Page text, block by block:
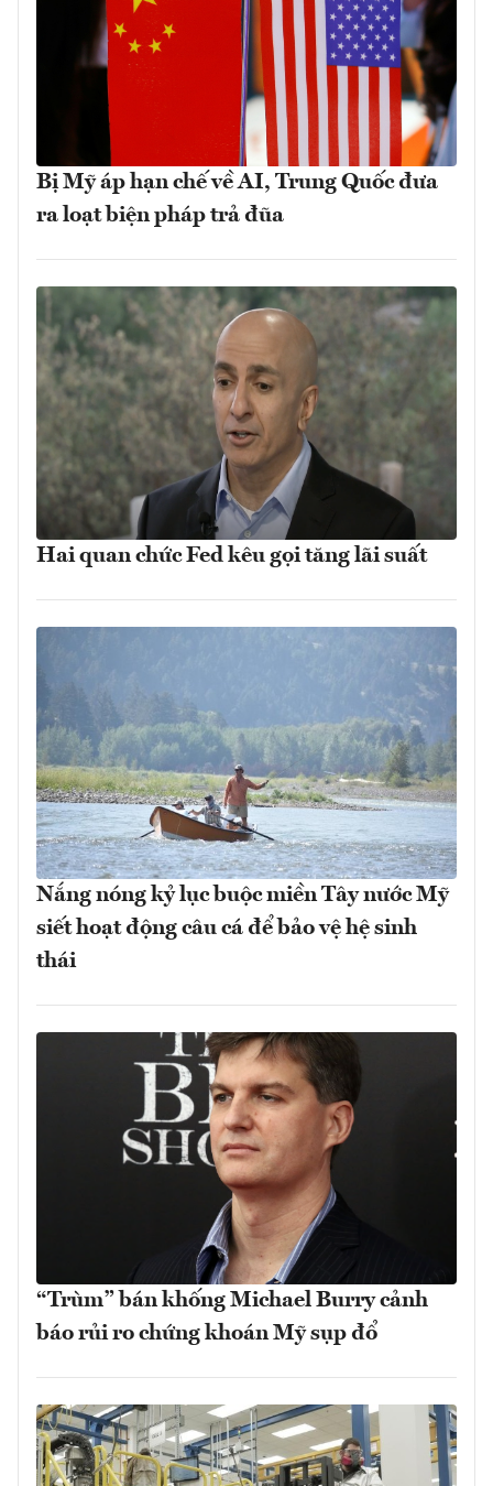
Bị Mỹ áp hạn chế về AI, Trung Quốc đưa
ra loạt biện pháp trả đũa
Hai quan chức Fed kêu gọi tăng lãi suất
Nắng nóng kỷ lục buộc miền Tây nước Mỹ
siết hoạt động câu cá để bảo vệ hệ sinh
thái
“Trùm” bán khống Michael Burry cảnh
báo rủi ro chứng khoán Mỹ sụp đổ